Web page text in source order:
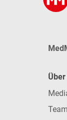
Team